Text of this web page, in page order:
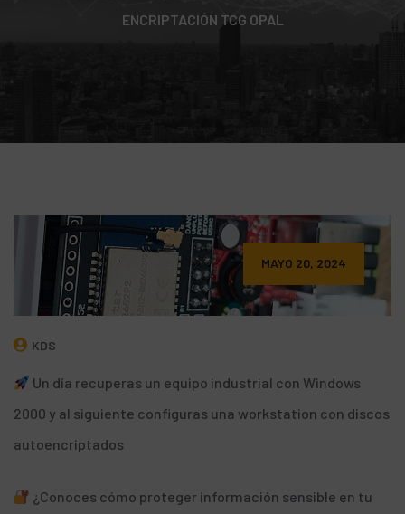
ENCRIPTACIÓN TCG OPAL
MAYO 20, 2024
KDS
Un día recuperas un equipo industrial con Windows
2000 y al siguiente configuras una workstation con discos
autoencriptados
¿Conoces cómo proteger información sensible en tu